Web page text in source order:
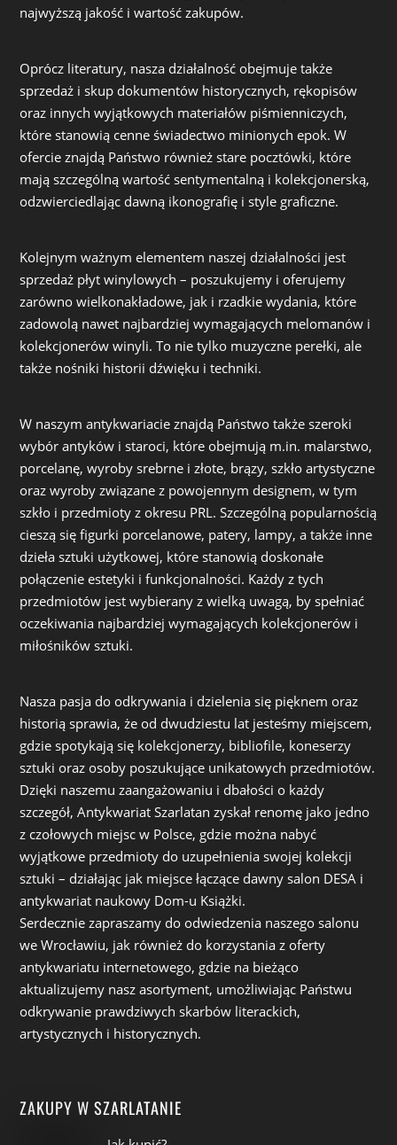
najwyższą jakość i wartość zakupów.
Oprócz literatury, nasza działalność obejmuje także
sprzedaż i skup dokumentów historycznych, rękopisów
oraz innych wyjątkowych materiałów piśmienniczych,
które stanowią cenne świadectwo minionych epok. W
ofercie znajdą Państwo również stare pocztówki, które
mają szczególną wartość sentymentalną i kolekcjonerską,
odzwierciedlając dawną ikonografię i style graficzne.
Kolejnym ważnym elementem naszej działalności jest
sprzedaż płyt winylowych – poszukujemy i oferujemy
zarówno wielkonakładowe, jak i rzadkie wydania, które
zadowolą nawet najbardziej wymagających melomanów i
kolekcjonerów winyli. To nie tylko muzyczne perełki, ale
także nośniki historii dźwięku i techniki.
W naszym antykwariacie znajdą Państwo także szeroki
wybór antyków i staroci, które obejmują m.in. malarstwo,
porcelanę, wyroby srebrne i złote, brązy, szkło artystyczne
oraz wyroby związane z powojennym designem, w tym
szkło i przedmioty z okresu PRL. Szczególną popularnością
cieszą się figurki porcelanowe, patery, lampy, a także inne
dzieła sztuki użytkowej, które stanowią doskonałe
połączenie estetyki i funkcjonalności. Każdy z tych
przedmiotów jest wybierany z wielką uwagą, by spełniać
oczekiwania najbardziej wymagających kolekcjonerów i
miłośników sztuki.
Nasza pasja do odkrywania i dzielenia się pięknem oraz
historią sprawia, że od dwudziestu lat jesteśmy miejscem,
gdzie spotykają się kolekcjonerzy, bibliofile, koneserzy
sztuki oraz osoby poszukujące unikatowych przedmiotów.
Dzięki naszemu zaangażowaniu i dbałości o każdy
szczegół, Antykwariat Szarlatan zyskał renomę jako jedno
z czołowych miejsc w Polsce, gdzie można nabyć
wyjątkowe przedmioty do uzupełnienia swojej kolekcji
sztuki – działając jak miejsce łączące dawny salon DESA i
antykwariat naukowy Dom-u Książki.
Serdecznie zapraszamy do odwiedzenia naszego salonu
we Wrocławiu, jak również do korzystania z oferty
antykwariatu internetowego, gdzie na bieżąco
aktualizujemy nasz asortyment, umożliwiając Państwu
odkrywanie prawdziwych skarbów literackich,
artystycznych i historycznych.
ZAKUPY W SZARLATANIE